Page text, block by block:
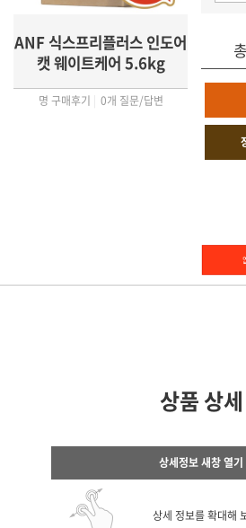
ANF 식스프리플러스 인도어
캣 웨이트케어 5.6kg
명 구매후기 0개 질문/답변
상품 상세
상세정보 새창 열기
상세 정보를 확대해